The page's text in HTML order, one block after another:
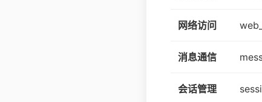
网络访问
消息通信
会话管理